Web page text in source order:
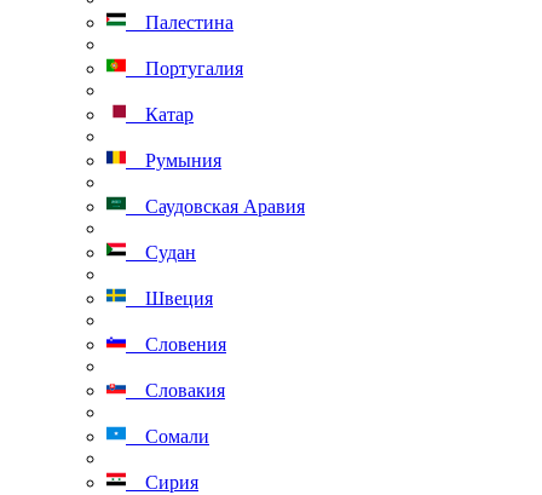
Палестина
Португалия
Катар
Румыния
Саудовская Аравия
Судан
Швеция
Словения
Словакия
Сомали
Сирия